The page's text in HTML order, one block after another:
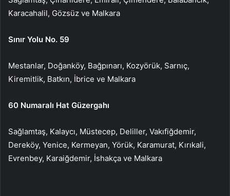
Karacahalil, Gözsüz ve Malkara
Sınır Yolu No. 59
Mestanlar, Doğanköy, Bağpınarı, Kozyörük, Sarnıç,
Kiremitlik, Batkın, İbrice ve Malkara
60 Numaralı Hat Güzergahı
Sağlamtaş, Kalaycı, Müstecep, Deliller, Vakıfiğdemir,
Dereköy, Yenice, Kermeyan, Yörük, Karamurat, Kırıkali,
Evrenbey, Karaiğdemir, İshakça ve Malkara